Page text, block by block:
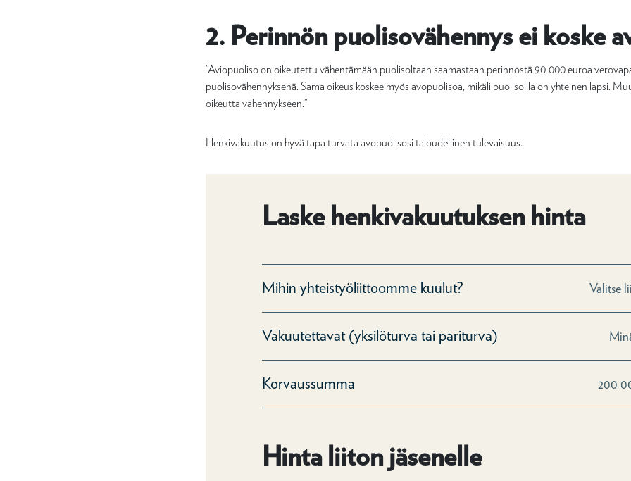
2. Perinnön puolisovähennys ei koske
”Aviopuoliso on oikeutettu vähentämään puolisoltaan saamastaan perinnöstä 90 000 euroa
puolisovähennyksenä. Sama oikeus koskee myös avopuolisoa, mikäli puolisoilla on yhteinen lapsi.
oikeutta vähennykseen.”
Henkivakuutus on hyvä tapa turvata avopuolisosi taloudellinen tulevaisuus.
Laske henkivakuutuksen hinta
Mihin yhteistyöliittoomme kuulut? Valitse
Vakuutettavat (yksilöturva tai pariturva)
Korvaussumma 200
Hinta liiton jäsenelle